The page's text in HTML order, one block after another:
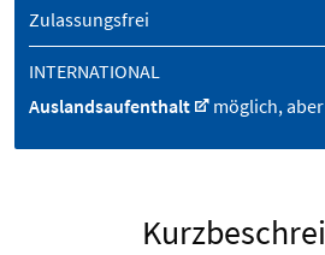
Zulassungsfrei
INTERNATIONAL
Auslandsaufenthalt
möglich,